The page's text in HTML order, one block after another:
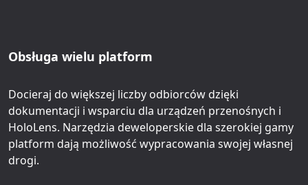
Obsługa wielu platform
Docieraj do większej liczby odbiorców dzięki
dokumentacji i wsparciu dla urządzeń przenośnych i
HoloLens. Narzędzia deweloperskie dla szerokiej gamy
platform dają możliwość wypracowania swojej własnej
drogi.